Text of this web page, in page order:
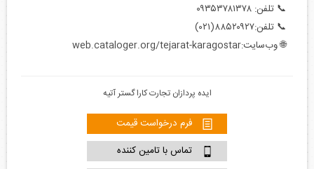
📞 تلفن: ۰۹۳۵۳۷۸۱۳۷۸
📞 تلفن:۸۸۵۲۰۹۲۷(۰۲۱)
🌐 وب‌سایت:web.cataloger.org/tejarat-karagostar
ایده پردازان تجارت کارا گستر آتیه
فرم درخواست قیمت
تماس با تامین کننده